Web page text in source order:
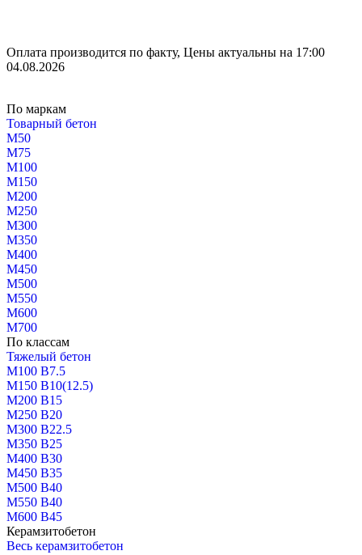
Оплата производится по факту, Цены актуальны на 17:00
04.08.2026
По маркам
Товарный бетон
М50
М75
М100
М150
М200
М250
М300
М350
М400
М450
М500
М550
М600
М700
По классам
Тяжелый бетон
М100 В7.5
М150 В10(12.5)
М200 В15
М250 В20
М300 В22.5
М350 В25
М400 В30
М450 В35
М500 В40
М550 В40
М600 В45
Керамзитобетон
Весь керамзитобетон